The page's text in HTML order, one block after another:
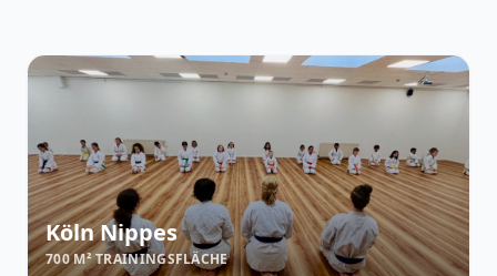
Köln Nippes
700 M² TRAININGSFLÄCHE